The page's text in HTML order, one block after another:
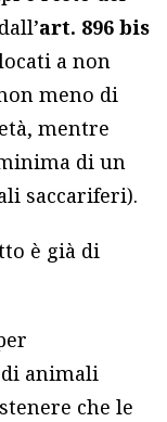
art. 896 bis
a non
meno di
mentre
di un
saccariferi).
è già di
animali
che le